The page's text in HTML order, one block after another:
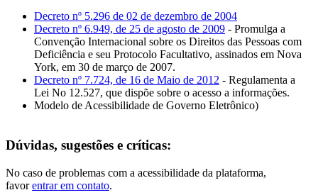
Decreto nº 5.296 de 02 de dezembro de 2004
Decreto nº 6.949, de 25 de agosto de 2009 - Promulga a
Convenção Internacional sobre os Direitos das Pessoas com
Deficiência e seu Protocolo Facultativo, assinados em Nova
York, em 30 de março de 2007.
Decreto nº 7.724, de 16 de Maio de 2012 - Regulamenta a
Lei No 12.527, que dispõe sobre o acesso a informações.
Modelo de Acessibilidade de Governo Eletrônico)
Dúvidas, sugestões e críticas:
No caso de problemas com a acessibilidade da plataforma,
favorentrar em contato.